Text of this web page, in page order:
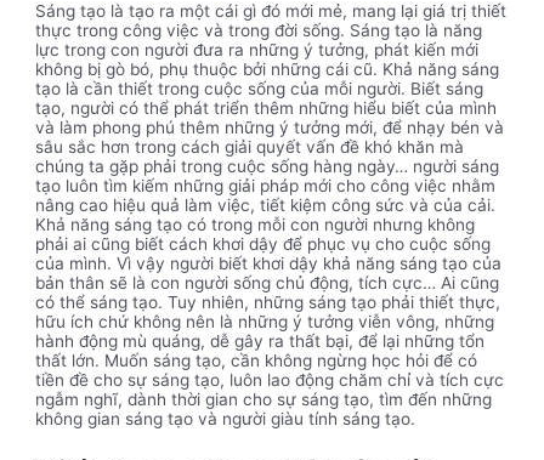
Sáng tạo là tạo ra một cái gì đó mới mẻ, mang lại giá trị thiết
thực trong công việc và trong đời sống. Sáng tạo là năng
lực trong con người đưa ra những ý tưởng, phát kiến mới
không bị gò bó, phụ thuộc bởi những cái cũ. Khả năng sáng
tạo là cần thiết trong cuộc sống của mỗi người. Biết sáng
tạo, người có thể phát triển thêm những hiểu biết của mình
và làm phong phú thêm những ý tưởng mới, để nhạy bén và
sâu sắc hơn trong cách giải quyết vấn đề khó khăn mà
chúng ta gặp phải trong cuộc sống hàng ngày… người sáng
tạo luôn tìm kiếm những giải pháp mới cho công việc nhằm
nâng cao hiệu quả làm việc, tiết kiệm công sức và của cải.
Khả năng sáng tạo có trong mỗi con người nhưng không
phải ai cũng biết cách khơi dậy để phục vụ cho cuộc sống
của mình. Vì vậy người biết khơi dậy khả năng sáng tạo của
bản thân sẽ là con người sống chủ động, tích cực… Ai cũng
có thể sáng tạo. Tuy nhiên, những sáng tạo phải thiết thực,
hữu ích chứ không nên là những ý tưởng viễn vông, những
hành động mù quáng, dễ gây ra thất bại, để lại những tổn
thất lớn. Muốn sáng tạo, cần không ngừng học hỏi để có
tiền đề cho sự sáng tạo, luôn lao động chăm chỉ và tích cực
ngẫm nghĩ, dành thời gian cho sự sáng tạo, tìm đến những
không gian sáng tạo và người giàu tính sáng tạo.